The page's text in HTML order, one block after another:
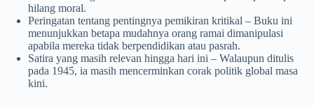
hilang moral.
Peringatan tentang pentingnya pemikiran kritikal – Buku ini
menunjukkan betapa mudahnya orang ramai dimanipulasi
apabila mereka tidak berpendidikan atau pasrah.
Satira yang masih relevan hingga hari ini – Walaupun ditulis
pada 1945, ia masih mencerminkan corak politik global masa
kini.